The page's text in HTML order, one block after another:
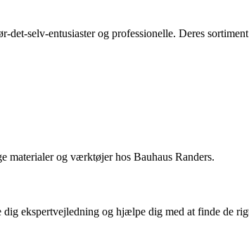
selv-entusiaster og professionelle. Deres
materialer og værktøjer hos Bauhaus Randers.
ekspertvejledning og hjælpe dig med at finde de